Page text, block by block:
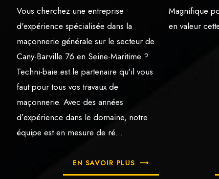
Vous cherchez une entreprise
d'expérience spécialisée dans la
maçonnerie générale sur le secteur de
Cany-Barville 76 en Seine-Maritime ?
Techni-baie est le partenaire qu'il vous
faut pour tous vos travaux de
maçonnerie. Avec des années
d’expérience dans le domaine, notre
équipe est en mesure de ré...
EN SAVOIR PLUS
Magnifique
en valeur